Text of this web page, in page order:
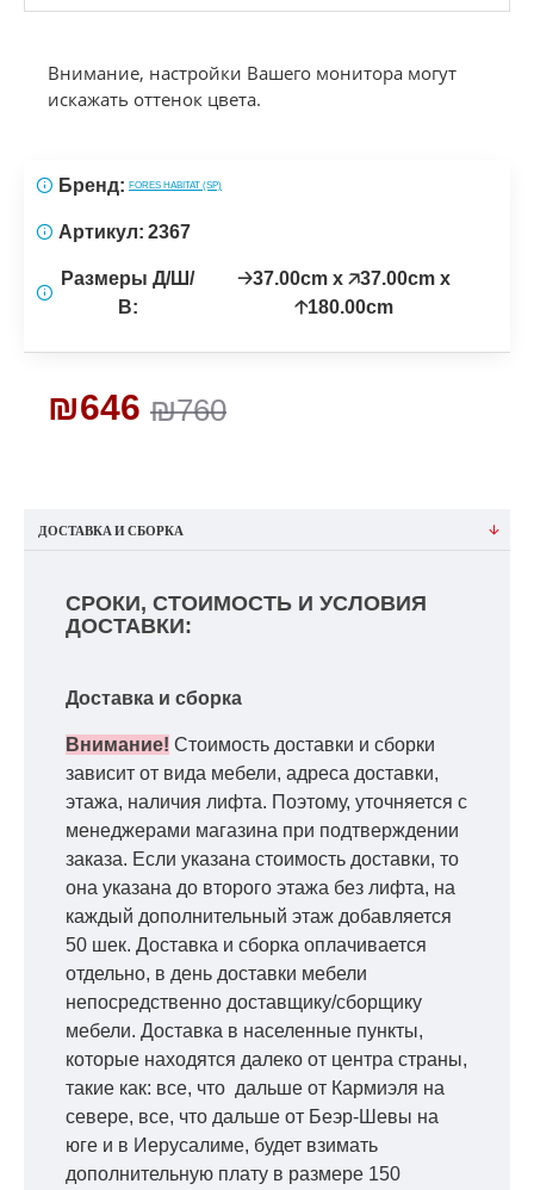
Внимание, настройки Вашего монитора могут
искажать оттенок цвета.
₪760
₪646
Бренд: FORES HABITAT (SP)
Артикул: 2367
Размеры Д/Ш/
В:
🡢37.00cm x 🡥37.00cm x
🡡180.00cm
ДОСТАВКА И СБОРКА
СРОКИ, СТОИМОСТЬ И УСЛОВИЯ
ДОСТАВКИ:
Доставка и сборка
Внимание! Стоимость доставки и сборки
зависит от вида мебели, адреса доставки,
этажа, наличия лифта. Поэтому, уточняется с
менеджерами магазина при подтверждении
заказа. Если указана стоимость доставки, то
она указана до второго этажа без лифта, на
каждый дополнительный этаж добавляется
50 шек. Доставка и сборка оплачивается
отдельно, в день доставки мебели
непосредственно доставщику/сборщику
мебели. Доставка в населенные пункты,
которые находятся далеко от центра страны,
такие как: все, что дальше от Кармиэля на
севере, все, что дальше от Беэр-Шевы на
юге и в Иерусалиме, будет взимать
дополнительную плату в размере 150